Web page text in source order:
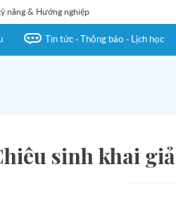
năng & Hướng nghiệp
Tin tức - Thông báo - Lịch học
sinh khai